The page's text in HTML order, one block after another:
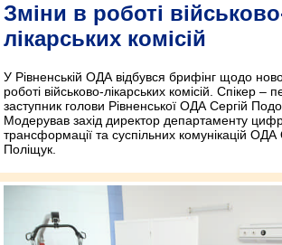
Зміни в роботі
лікарських комісій
У Рівненській ОДА відбувся брифінг щодо
роботі військово-лікарських комісій. Спікер –
заступник голови Рівненської ОДА Сергій
Модерував захід директор департаменту
трансформації та суспільних комунікацій
Поліщук.